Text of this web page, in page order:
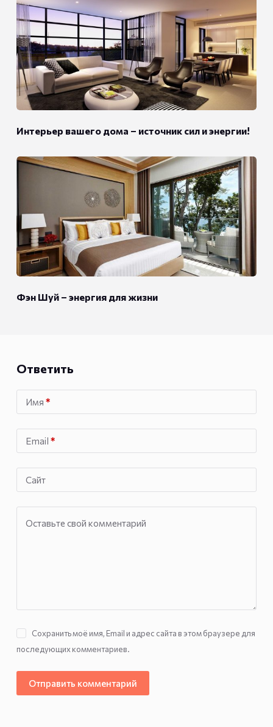
Интерьер вашего дома – источник сил и энергии!
Фэн Шуй – энергия для жизни
Ответить
Имя *
Email *
Сайт
Оставьте свой комментарий
Сохранить моё имя, Email и адрес сайта в этом браузере для
последующих комментариев.
Отправить комментарий